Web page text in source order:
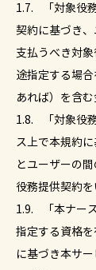
1.7. 「対象役
契約に基づき
支払うべき対
途指定する場
あれば）を含む
1.8. 「対象役
ス上で本規約
とユーザーの
役務提供契約を
1.9. 「本ナー
指定する資格
に基づき本サ